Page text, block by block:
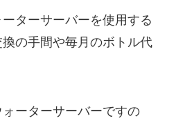
ターサーバーを使用する
の手間や毎月のボトル代
ーターサーバーですの